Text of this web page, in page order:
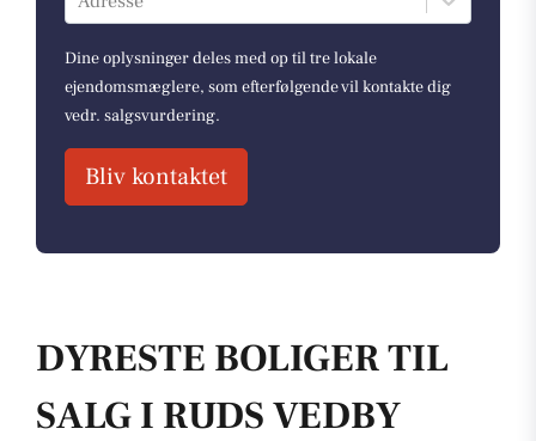
Dine oplysninger deles med op til tre lokale
ejendomsmæglere, som efterfølgende vil kontakte dig
vedr. salgsvurdering.
Bliv kontaktet
DYRESTE BOLIGER TIL
SALG I RUDS VEDBY